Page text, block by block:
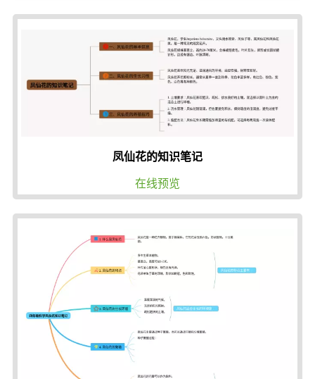
凤仙花的知识笔记
在线预览